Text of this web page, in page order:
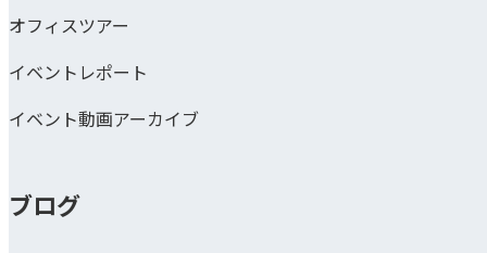
オフィスツアー
イベントレポート
イベント動画アーカイブ
ブログ